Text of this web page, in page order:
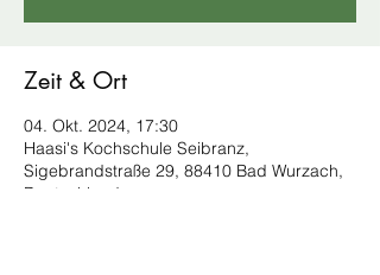
Zeit & Ort
04. Okt. 2024, 17:30
Haasi's Kochschule Seibranz,
Sigebrandstraße 29, 88410 Bad Wurzach,
Deutschland